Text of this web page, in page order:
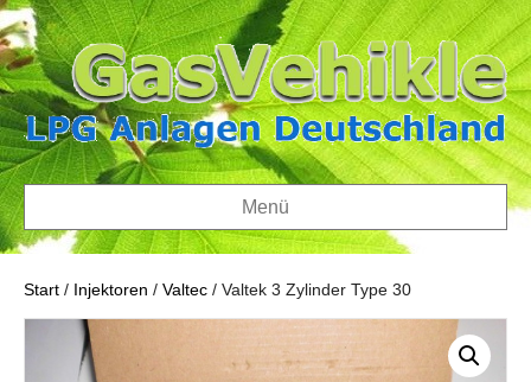
Menü
Start / Injektoren / Valtec / Valtek 3 Zylinder Type 30